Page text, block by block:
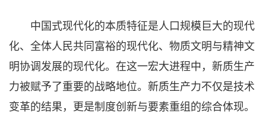
中国式现代化的本质特征是人口规模巨大的现代
化、全体人民共同富裕的现代化、物质文明与精神文
明协调发展的现代化。在这一宏大进程中，新质生产
力被赋予了重要的战略地位。新质生产力不仅是技术
变革的结果，更是制度创新与要素重组的综合体现。